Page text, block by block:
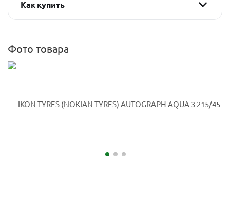
Как купить
Фото товара